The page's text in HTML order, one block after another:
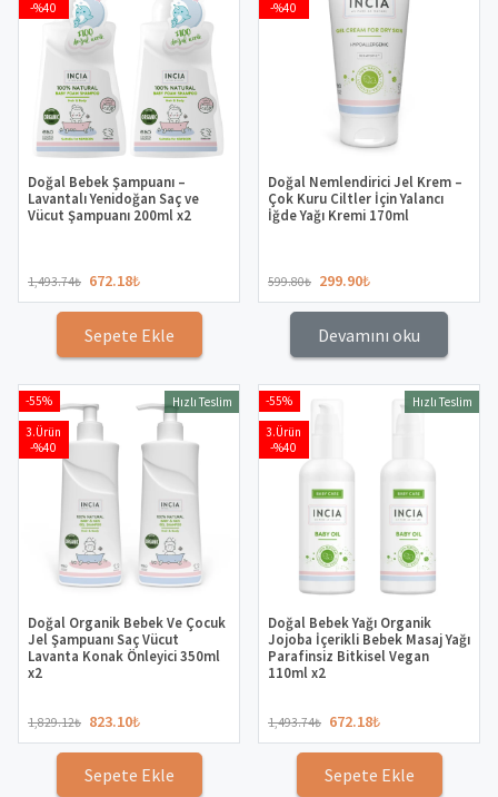
-%40
Doğal Bebek Şampuanı –
Lavantalı Yenidoğan Saç ve
Vücut Şampuanı 200ml x2
1,493.74₺ 672.18₺
Sepete Ekle
-%40
Doğal Nemlendirici Jel Krem –
Çok Kuru Ciltler İçin Yalancı
İğde Yağı Kremi 170ml
599.80₺ 299.90₺
Devamını oku
-55%
3.Ürün
-%40
Hızlı Teslim
Doğal Organik Bebek Ve Çocuk
Jel Şampuanı Saç Vücut
Lavanta Konak Önleyici 350ml
x2
1,829.12₺ 823.10₺
Sepete Ekle
-55%
3.Ürün
-%40
Hızlı Teslim
Doğal Bebek Yağı Organik
Jojoba İçerikli Bebek Masaj Yağı
Parafinsiz Bitkisel Vegan
110ml x2
1,493.74₺ 672.18₺
Sepete Ekle